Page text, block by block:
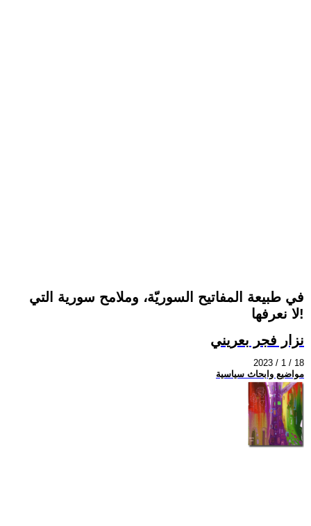
في طبيعة المفاتيح السوريّة، وملامح سورية التي
لا نعرفها!
نزار فجر بعريني
2023 / 1 / 18
مواضيع وابحاث سياسية